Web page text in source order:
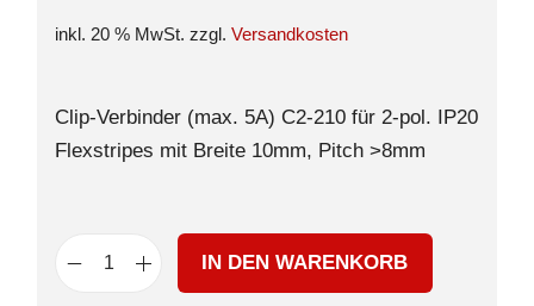
inkl. 20 % MwSt. zzgl. Versandkosten
Clip-Verbinder (max. 5A) C2-210 für 2-pol. IP20
Flexstripes mit Breite 10mm, Pitch >8mm
IN DEN WARENKORB